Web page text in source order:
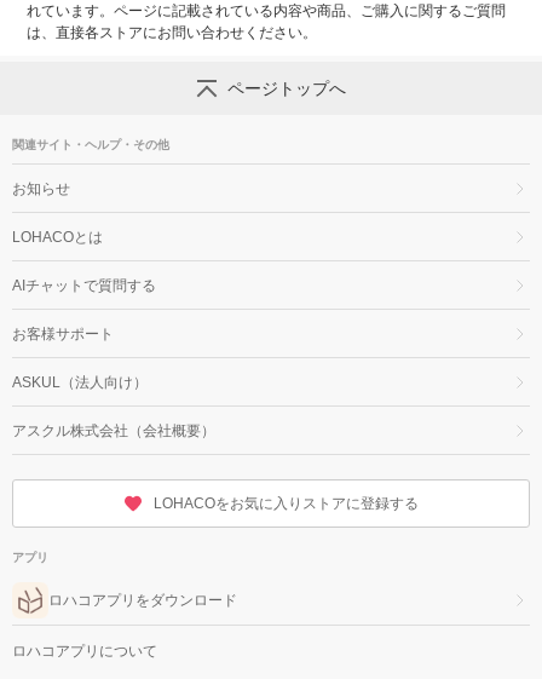
れています。ページに記載されている内容や商品、ご購入に関するご質問
は、直接各ストアにお問い合わせください。
ページトップへ
関連サイト・ヘルプ・その他
お知らせ
LOHACOとは
AIチャットで質問する
お客様サポート
ASKUL（法人向け）
アスクル株式会社（会社概要）
LOHACOをお気に入りストアに登録する
アプリ
ロハコアプリをダウンロード
ロハコアプリについて